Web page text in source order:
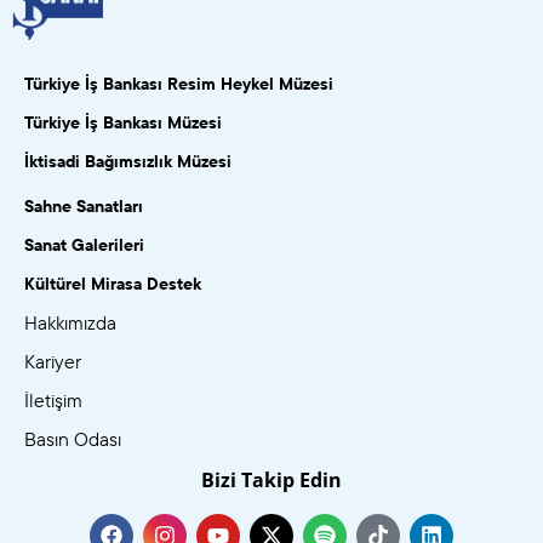
Türkiye İş Bankası Resim Heykel Müzesi
Türkiye İş Bankası Müzesi
İktisadi Bağımsızlık Müzesi
Sahne Sanatları
Sanat Galerileri
Kültürel Mirasa Destek
Hakkımızda
Kariyer
İletişim
Basın Odası
Bizi Takip Edin